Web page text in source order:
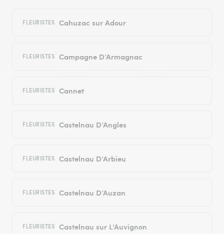
FLEURISTES Cahuzac sur Adour
FLEURISTES Campagne D’Armagnac
FLEURISTES Cannet
FLEURISTES Castelnau D’Angles
FLEURISTES Castelnau D’Arbieu
FLEURISTES Castelnau D’Auzan
FLEURISTES Castelnau sur L’Auvignon